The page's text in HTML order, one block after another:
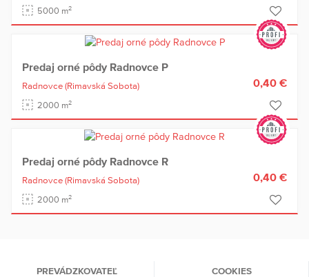
5000 m2
Predaj orné pôdy Radnovce P
Radnovce (Rimavská Sobota)
2000 m2
0,40 €
Predaj orné pôdy Radnovce R
Radnovce (Rimavská Sobota)
2000 m2
0,40 €
PREVÁDZKOVATEĽ COOKIES